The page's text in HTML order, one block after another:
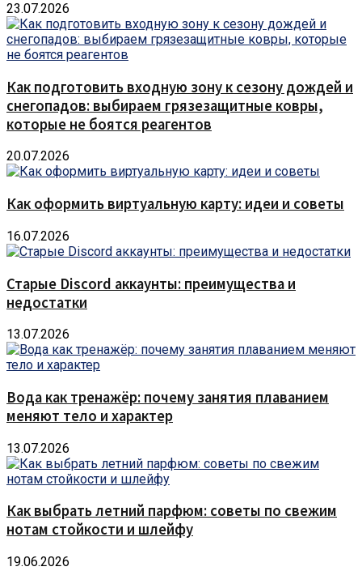
23.07.2026
Как подготовить входную зону к сезону дождей и
снегопадов: выбираем грязезащитные ковры,
которые не боятся реагентов
20.07.2026
Как оформить виртуальную карту: идеи и советы
16.07.2026
Старые Discord аккаунты: преимущества и
недостатки
13.07.2026
Вода как тренажёр: почему занятия плаванием
меняют тело и характер
13.07.2026
Как выбрать летний парфюм: советы по свежим
нотам стойкости и шлейфу
19.06.2026